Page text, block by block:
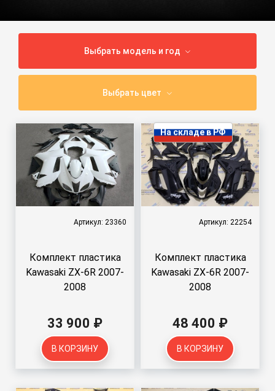
Выбрать модель и год
Выбрать цвет
Артикул: 23360
Комплект пластика
Kawasaki ZX-6R 2007-
2008
33 900 ₽
В КОРЗИНУ
На складе в РФ
Артикул: 22254
Комплект пластика
Kawasaki ZX-6R 2007-
2008
48 400 ₽
В КОРЗИНУ